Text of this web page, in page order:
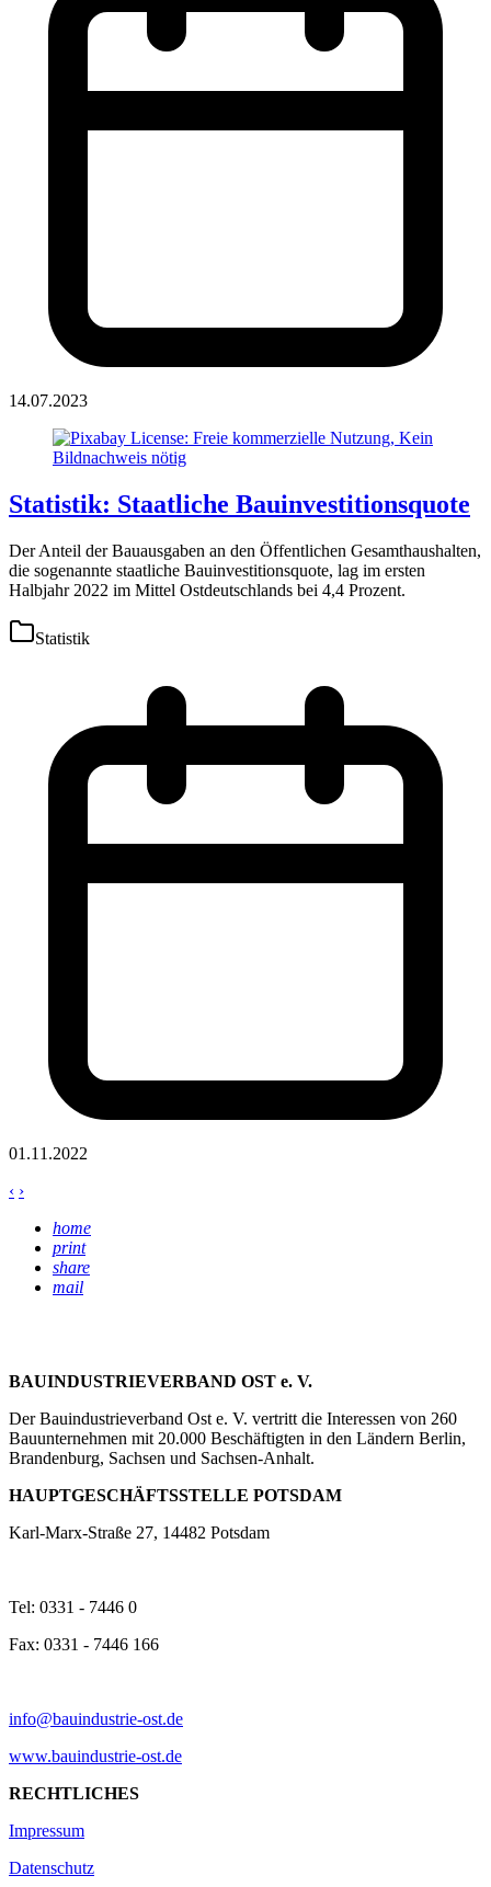
14.07.2023
Statistik: Staatliche Bauinvestitionsquote
Der Anteil der Bauausgaben an den Öffentlichen Gesamthaushalten,
die sogenannte staatliche Bauinvestitionsquote, lag im ersten
Halbjahr 2022 im Mittel Ostdeutschlands bei 4,4 Prozent.
Statistik
01.11.2022
‹ ›
home
print
share
mail
BAUINDUSTRIEVERBAND OST e. V.
Der Bauindustrieverband Ost e. V. vertritt die Interessen von 260
Bauunternehmen mit 20.000 Beschäftigten in den Ländern Berlin,
Brandenburg, Sachsen und Sachsen-Anhalt.
HAUPTGESCHÄFTSSTELLE POTSDAM
Karl-Marx-Straße 27, 14482 Potsdam
Tel: 0331 - 7446 0
Fax: 0331 - 7446 166
info@bauindustrie-ost.de
www.bauindustrie-ost.de
RECHTLICHES
Impressum
Datenschutz